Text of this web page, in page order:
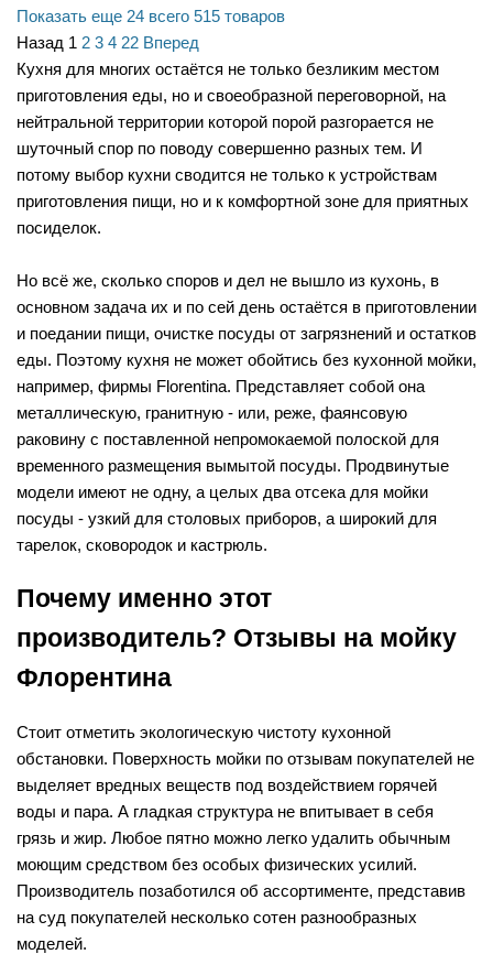
Показать еще 24 всего 515 товаров
Назад 1 2 3 4 22 Вперед
Кухня для многих остаётся не только безликим местом
приготовления еды, но и своеобразной переговорной, на
нейтральной территории которой порой разгорается не
шуточный спор по поводу совершенно разных тем. И
потому выбор кухни сводится не только к устройствам
приготовления пищи, но и к комфортной зоне для приятных
посиделок.
Но всё же, сколько споров и дел не вышло из кухонь, в
основном задача их и по сей день остаётся в приготовлении
и поедании пищи, очистке посуды от загрязнений и остатков
еды. Поэтому кухня не может обойтись без кухонной мойки,
например, фирмы Florentina. Представляет собой она
металлическую, гранитную - или, реже, фаянсовую
раковину с поставленной непромокаемой полоской для
временного размещения вымытой посуды. Продвинутые
модели имеют не одну, а целых два отсека для мойки
посуды - узкий для столовых приборов, а широкий для
тарелок, сковородок и кастрюль.
Почему именно этот
производитель? Отзывы на мойку
Флорентина
Стоит отметить экологическую чистоту кухонной
обстановки. Поверхность мойки по отзывам покупателей не
выделяет вредных веществ под воздействием горячей
воды и пара. А гладкая структура не впитывает в себя
грязь и жир. Любое пятно можно легко удалить обычным
моющим средством без особых физических усилий.
Производитель позаботился об ассортименте, представив
на суд покупателей несколько сотен разнообразных
моделей.